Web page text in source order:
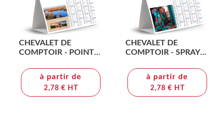
CHEVALET DE
COMPTOIR - POINT
QUADRI
à partir de
2,78 € HT
CHEVALET DE
COMPTOIR - SPRAY
à partir de
2,78 € HT